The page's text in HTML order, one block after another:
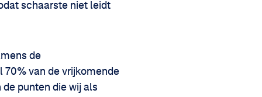
schaarste niet leidt
de
70% van de vrijkomende
punten die wij als